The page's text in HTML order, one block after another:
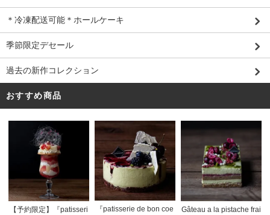
＊冷凍配送可能＊ホールケーキ
季節限定デセール
過去の新作コレクション
おすすめ商品
【予約限定】『patisseri
『patisserie de bon coe
Gâteau a la pistache frai